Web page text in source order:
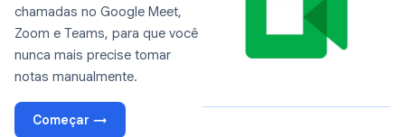
chamadas no Google Meet,
Zoom e Teams, para que você
nunca mais precise tomar
notas manualmente.
Começar →